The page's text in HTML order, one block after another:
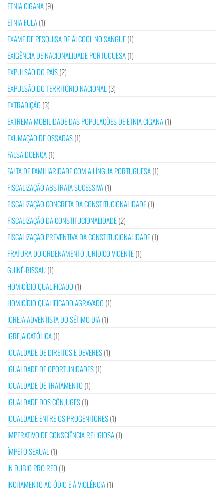
ETNIA CIGANA(9)
ETNIA FULA(1)
EXAME DE PESQUISA DE ÁLCOOL NO SANGUE(1)
EXIGÊNCIA DE NACIONALIDADE PORTUGUESA(1)
EXPULSÃO DO PAÍS(2)
EXPULSÃO DO TERRITÓRIO NACIONAL (3)
EXTRADIÇÃO (3)
EXTREMA MOBILIDADE DAS POPULAÇÕES DE ETNIA CIGANA(1)
EXUMAÇÃO DE OSSADAS(1)
FALSA DOENÇA(1)
FALTA DE FAMILIARIDADE COM A LÍNGUA PORTUGUESA(1)
FISCALIZAÇÃO ABSTRATA SUCESSIVA(1)
FISCALIZAÇÃO CONCRETA DA CONSTITUCIONALIDADE(1)
FISCALIZAÇÃO DA CONSTITUCIONALIDADE(2)
FISCALIZAÇÃO PREVENTIVA DA CONSTITUCIONALIDADE(1)
FRATURA DO ORDENAMENTO JURÍDICO VIGENTE(1)
GUINÉ-BISSAU(1)
HOMICÍDIO QUALIFICADO (1)
HOMICÍDIO QUALIFICADO AGRAVADO (1)
IGREJA ADVENTISTA DO SÉTIMO DIA(1)
IGREJA CATÓLICA(1)
IGUALDADE DE DIREITOS E DEVERES(1)
IGUALDADE DE OPORTUNIDADES(1)
IGUALDADE DE TRATAMENTO (1)
IGUALDADE DOS CÔNJUGES(1)
IGUALDADE ENTRE OS PROGENITORES(1)
IMPERATIVO DE CONSCIÊNCIA RELIGIOSA(1)
ÍMPETO SEXUAL (1)
IN DUBIO PRO REO (1)
INCITAMENTO AO ÓDIO E À VIOLÊNCIA(1)